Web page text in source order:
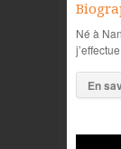
Né à
En